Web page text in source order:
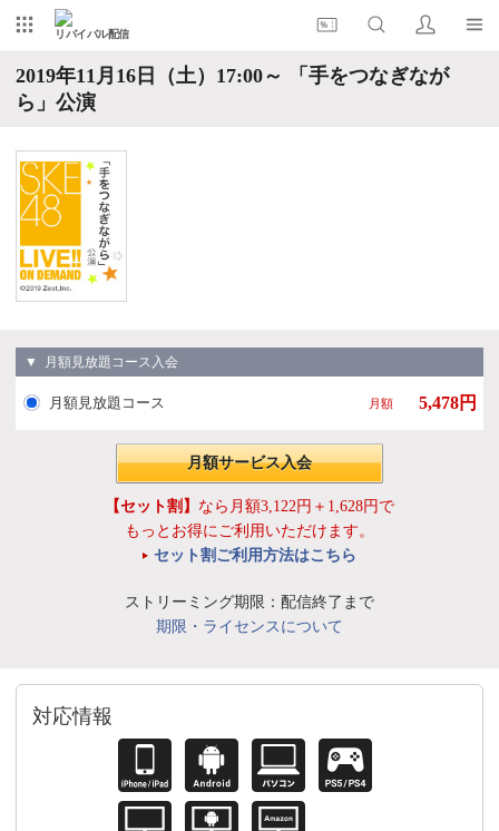
リバイバル配信
2019年11月16日（土）17:00～ 「手をつなぎなが
ら」公演
▼ 月額見放題コース入会
月額見放題コース 月額 5,478円
月額サービス入会
【セット割】 なら月額3,122円＋1,628円で
もっとお得にご利用いただけます。
セット割ご利用方法はこちら
ストリーミング期限：配信終了まで
期限・ライセンスについて
対応情報